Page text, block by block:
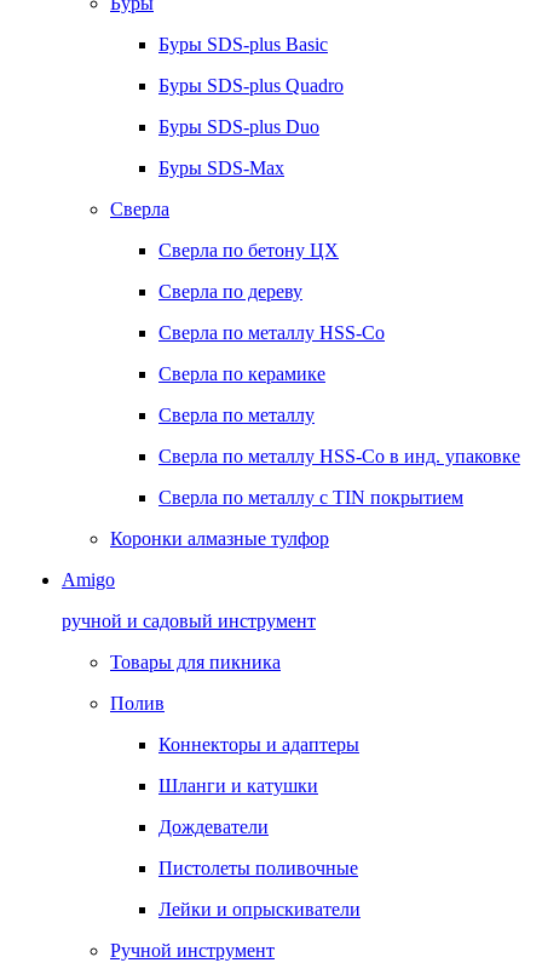
Буры SDS-plus Basic
Буры SDS-plus Quadro
Буры SDS-plus Duo
Буры SDS-Max
Сверла
Сверла по бетону ЦХ
Сверла по дереву
Сверла по металлу HSS-Co
Сверла по керамике
Сверла по металлу
Сверла по металлу HSS-Co в инд. упаковке
Сверла по металлу с TIN покрытием
Коронки алмазные тулфор
Amigo
ручной и садовый инструмент
Товары для пикника
Полив
Коннекторы и адаптеры
Шланги и катушки
Дождеватели
Пистолеты поливочные
Лейки и опрыскиватели
Ручной инструмент